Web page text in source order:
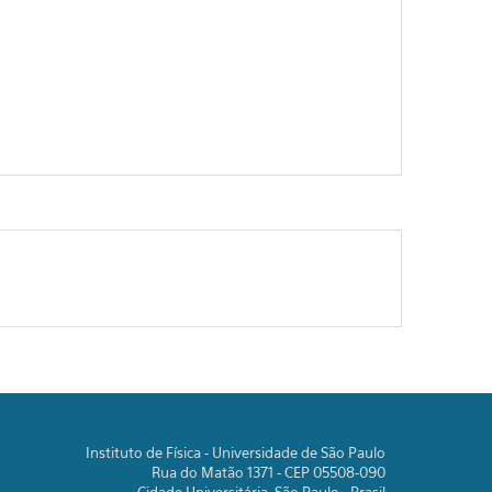
Instituto de Física - Universidade de São Paulo
Rua do Matão 1371 - CEP 05508-090